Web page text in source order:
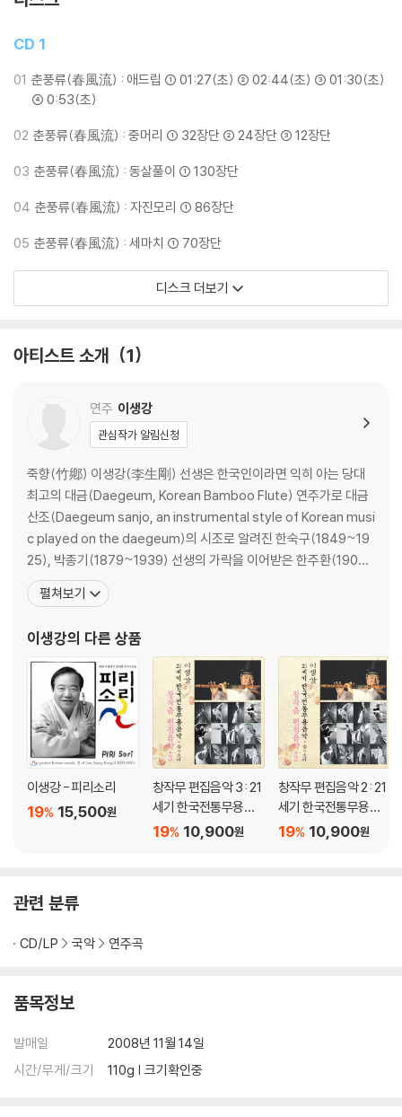
CD 1
01 춘풍류(春風流) : 애드립 ① 01:27(초) ② 02:44(초) ③ 01:30(초)
④ 0:53(초)
02 춘풍류(春風流) : 중머리 ① 32장단 ② 24장단 ③ 12장단
03 춘풍류(春風流) : 동살풀이 ① 130장단
04 춘풍류(春風流) : 자진모리 ① 86장단
05 춘풍류(春風流) : 세마치 ① 70장단
디스크 더보기
아티스트 소개 1
연주 이생강
관심작가 알림신청
죽향(竹鄕) 이생강(李生剛) 선생은 한국인이라면 익히 아는 당대
최고의 대금(Daegeum, Korean Bamboo Flute) 연주가로 대금
산조(Daegeum sanjo, an instrumental style of Korean musi
c played on the daegeum)의 시조로 알려진 한숙구(1849~19
25), 박종기(1879~1939) 선생의 가락을 이어받은 한주환(1904
~1963) 선생으로부터 가르침을 받은 유일한 분으로 대금 산조의 새
로운 경지를 개척한 인물이다. 특히 대금뿐만 아니라 피리, 단소, 태
펼쳐보기
이생강의 다른 상품
이생강 - 피리소리
15,500원
19%
창작무 편집음악 3 : 21
세기 한국전통무용음
악 춤의 소리 50 - 이생
10,900원
19%
창작무 편집음악 2 : 21
세기 한국전통무용음
악 춤의 소리 50 - 이생
10,900원
19%
관련 분류
CD/LP 국악 연주곡
품목정보
발매일
2008년 11월 14일
시간/무게/크기
110g | 크기확인중